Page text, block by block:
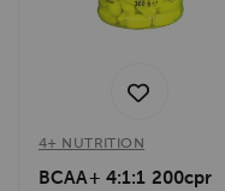
4+ NUTRITION
BCAA+ 4:1:1 200cpr